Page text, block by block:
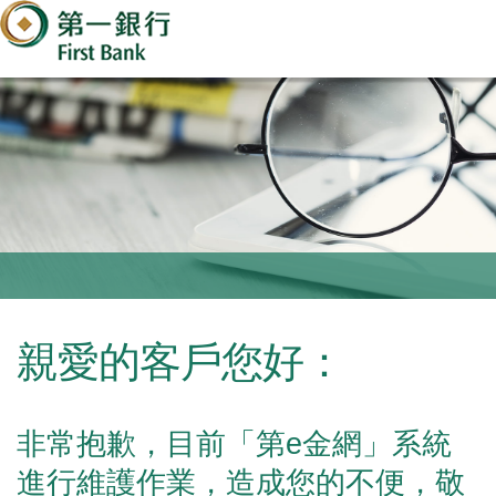
親愛的客戶您好：
非常抱歉，目前「第e金網」系統
進行維護作業，造成您的不便，敬